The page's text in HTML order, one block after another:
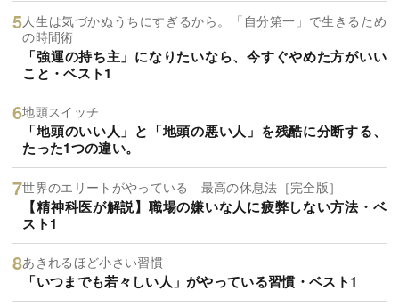
人生は気づかぬうちにすぎるから。「自分第一」で生きるため
の時間術
「強運の持ち主」になりたいなら、今すぐやめた方がいい
こと・ベスト1
地頭スイッチ
「地頭のいい人」と「地頭の悪い人」を残酷に分断する、
たった1つの違い。
世界のエリートがやっている 最高の休息法［完全版］
【精神科医が解説】職場の嫌いな人に疲弊しない方法・ベ
スト1
あきれるほど小さい習慣
「いつまでも若々しい人」がやっている習慣・ベスト1